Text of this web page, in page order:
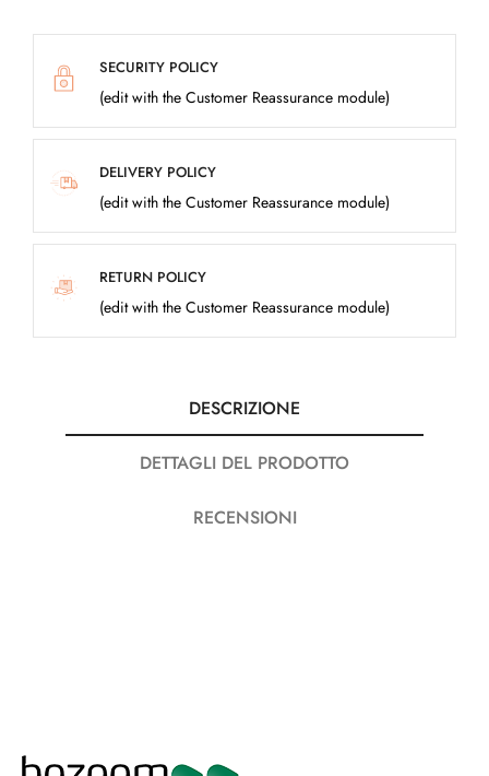
SECURITY POLICY
(edit with the Customer Reassurance module)
DELIVERY POLICY
(edit with the Customer Reassurance module)
RETURN POLICY
(edit with the Customer Reassurance module)
DESCRIZIONE
DETTAGLI DEL PRODOTTO
RECENSIONI